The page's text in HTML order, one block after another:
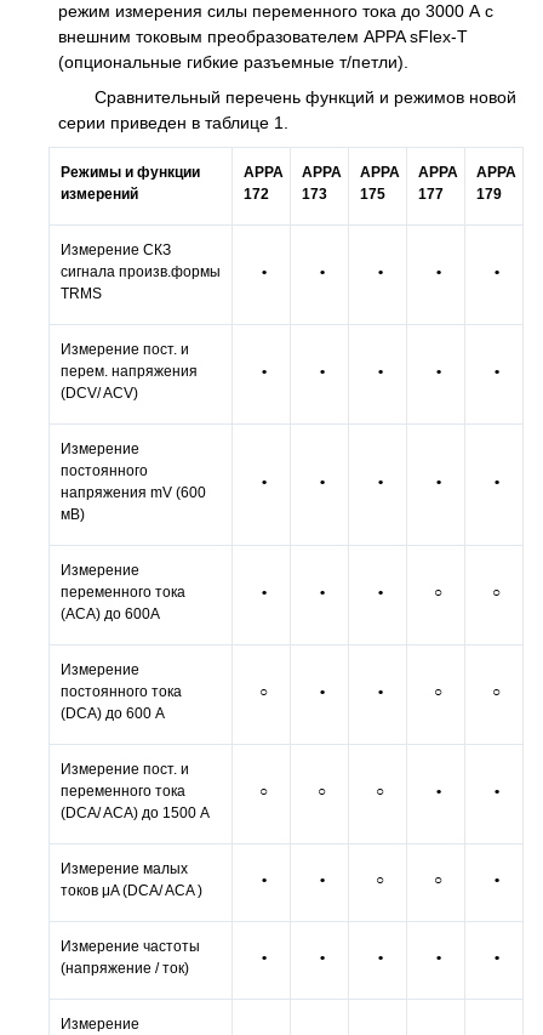
режим измерения силы переменного тока до 3000 А с
внешним токовым преобразователем APPA sFlex-T
(опциональные гибкие разъемные т/петли).
Сравнительный перечень функций и режимов новой
серии приведен в таблице 1.
Режимы и функции
измерений
APPA
172
APPA
173
APPA
175
APPA
177
APPA
179
Измерение СКЗ
сигнала произв.формы
TRMS
• • • • •
Измерение пост. и
перем. напряжения
(DCV/ ACV)
• • • • •
Измерение
постоянного
напряжения mV (600
мВ)
• • • • •
Измерение
переменного тока
(ACA) до 600А
• • • ○ ○
Измерение
постоянного тока
(DCA) до 600 А
○ • • ○ ○
Измерение пост. и
переменного тока
(DCA/ ACA) до 1500 А
○ ○ ○ • •
Измерение малых
токов μA (DCA/ ACA )
• • ○ ○ •
Измерение частоты
(напряжение / ток)
• • • • •
Измерение